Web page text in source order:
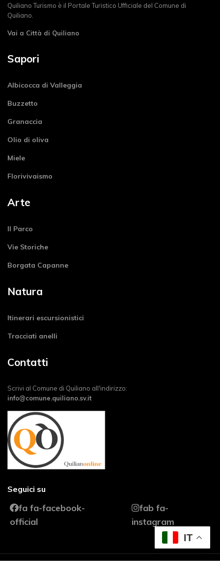
IT
Quiliano Turismo è il Portale Turistico Ufficiale del Comune di
Quiliano.
Vai a Città di Quiliano
Sapori
Albicocca di Valleggia
Buzzetto
Granaccia
Olio di oliva
Miele
Florivivaismo
Arte
Il Parco
Vie Storiche
Borgata Capanne
Natura
Itinerari escursionistici
Tracciati anelli
Contatti
Scrivi al Comune di Quiliano all'indirizzo:
info@comune.quiliano.sv.it
Seguici su
fa fa-facebook-
official
fab fa-
instagram